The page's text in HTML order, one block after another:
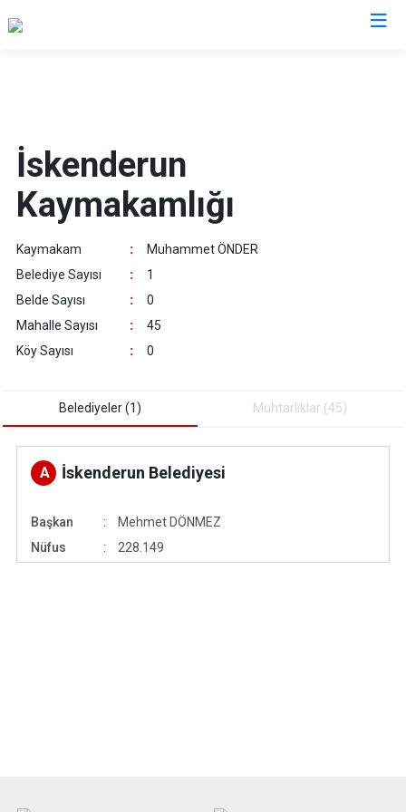
Altınözü
Belen
Dörtyol
Hassa
İskenderun
Yayladağı
Payas
Arsuz
İskenderun
Kaymakamlığı
Kaymakam :
Muhammet ÖNDER
Belediye Sayısı
:
1
Belde Sayısı
:
0
Mahalle Sayısı
:
45
Köy Sayısı
: 0
Belediyeler (1) Muhtarliklar (45)
A İskenderun Belediyesi
Başkan
Mehmet DÖNMEZ
Nüfus
228.149